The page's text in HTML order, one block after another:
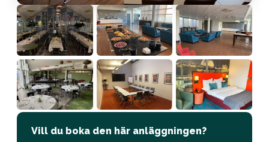
Vill du boka den här anläggningen?